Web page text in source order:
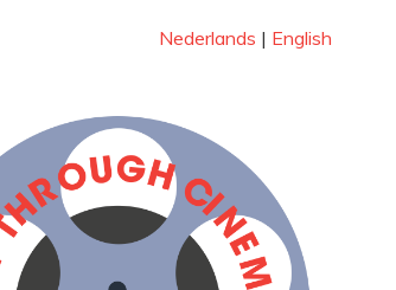
Nederlands | English